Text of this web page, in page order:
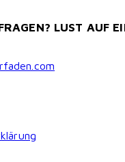
LUST AUF